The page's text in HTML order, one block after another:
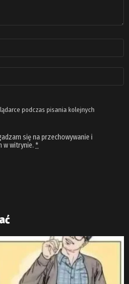
podczas pisania kolejnych
się na przechowywanie i
w witrynie. *